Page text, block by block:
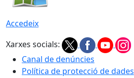
Accedeix
Xarxes socials:
Canal de denúncies
Política de protecció de dades